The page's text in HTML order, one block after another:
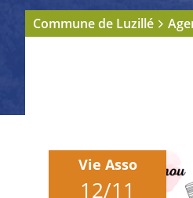
Commune de Luzillé
Vie Asso
12/11